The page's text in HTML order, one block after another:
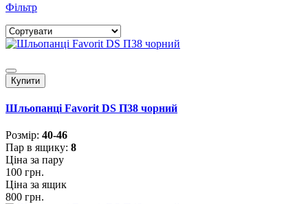
Фільтр
Купити
Шльопанці Favorit DS П38 чорний
Розмiр: 40-46
Пар в ящику: 8
Ціна за пару
100 грн.
Ціна за ящик
800 грн.